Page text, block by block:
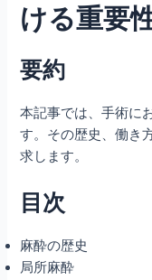
ける重要
要約
本記事では、手術に
す。その歴史、働き
求します。
目次
麻酔の歴史
局所麻酔